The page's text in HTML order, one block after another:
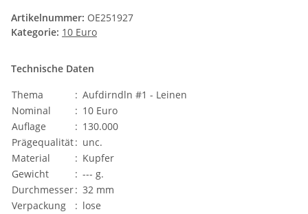
Artikelnummer: OE251927
Kategorie: 10 Euro
Technische Daten
Thema
: Aufdirndln #1 - Leinen
Nominal
: 10 Euro
Auflage
: 130.000
Prägequalität: unc.
Material
: Kupfer
Gewicht
: --- g.
Durchmesser: 32 mm
Verpackung
: lose